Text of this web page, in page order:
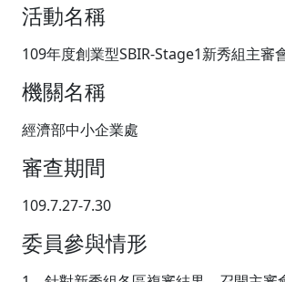
活動名稱
109年度創業型SBIR-Stage1新秀組主審
機關名稱
經濟部中小企業處
審查期間
109.7.27-7.30
委員參與情形